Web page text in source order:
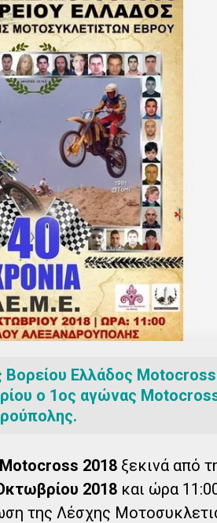
Ελλάδος
ο 1ος αγώνας
2018 ξεκινά από
2018 και ώρα
της Λέσχης